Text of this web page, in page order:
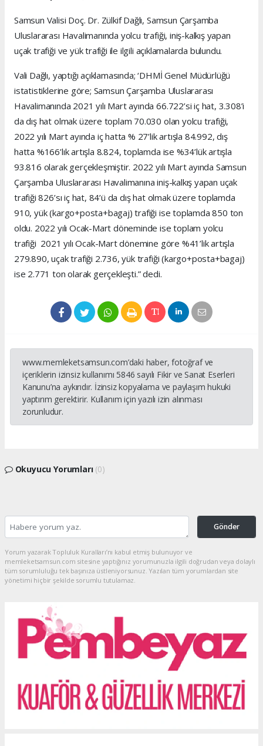
Samsun Valisi Doç. Dr. Zülkif Dağlı, Samsun Çarşamba
Uluslararası Havalimanında yolcu trafiği, iniş-kalkış yapan
uçak trafiği ve yük trafiği ile ilgili açıklamalarda bulundu.
Vali Dağlı, yaptığı açıklamasında; ‘DHMİ Genel Müdürlüğü
istatistiklerine göre; Samsun Çarşamba Uluslararası
Havalimanında 2021 yılı Mart ayında 66.722’si iç hat, 3.308’i
da dış hat olmak üzere toplam 70.030 olan yolcu trafiği,
2022 yılı Mart ayında iç hatta % 27’lik artışla 84.992, dış
hatta %166’lık artışla 8.824, toplamda ise %34’lük artışla
93.816 olarak gerçekleşmiştir. 2022 yılı Mart ayında Samsun
Çarşamba Uluslararası Havalimanına iniş-kalkış yapan uçak
trafiği 826’sı iç hat, 84’ü da dış hat olmak üzere toplamda
910, yük (kargo+posta+bagaj) trafiği ise toplamda 850 ton
oldu. 2022 yılı Ocak-Mart döneminde ise toplam yolcu
trafiği 2021 yılı Ocak-Mart dönemine göre %41’lik artışla
279.890, uçak trafiği 2.736, yük trafiği (kargo+posta+bagaj)
ise 2.771 ton olarak gerçekleşti.” dedi.
www.memleketsamsun.com’daki haber, fotoğraf ve
içeriklerin izinsiz kullanımı 5846 sayılı Fikir ve Sanat Eserleri
Kanunu’na aykırıdır. İzinsiz kopyalama ve paylaşım hukuki
yaptırım gerektirir. Kullanım için yazılı izin alınması
zorunludur.
Okuyucu Yorumları (0)
Gönder
Yorum yazarak Topluluk Kuralları’nı kabul etmiş bulunuyor ve
memleketsamsun.com sitesine yaptığınız yorumunuzla ilgili doğrudan veya dolaylı
tüm sorumluluğu tek başınıza üstleniyorsunuz. Yazılan tüm yorumlardan site
yönetimi hiçbir şekilde sorumlu tutulamaz.